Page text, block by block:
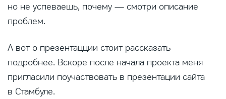
но не успеваешь, почему — смотри описание
проблем.
А вот о презентацции стоит рассказать
подробнее. Вскоре после начала проекта меня
пригласили поучаствовать в презентации сайта
в Стамбуле.